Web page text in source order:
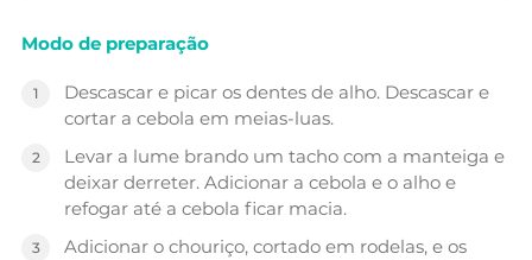
Modo de preparação
Descascar e picar os dentes de alho. Descascar e
cortar a cebola em meias-luas.
Levar a lume brando um tacho com a manteiga e
deixar derreter. Adicionar a cebola e o alho e
refogar até a cebola ficar macia.
Adicionar o chouriço, cortado em rodelas, e os